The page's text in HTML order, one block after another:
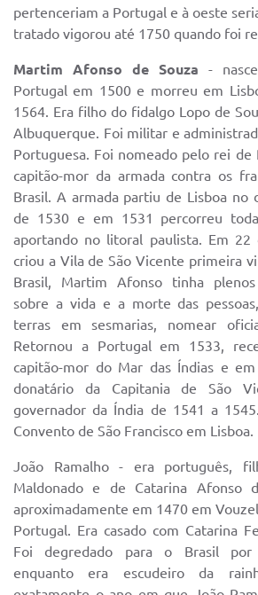
pertenceriam a Portugal e à oeste
tratado vigorou até 1750 quando foi
Martim Afonso de Souza -
Portugal em 1500 e morreu em
1564. Era filho do fidalgo Lopo de
Albuquerque. Foi militar e
Portuguesa. Foi nomeado pelo rei de
capitão-mor da armada contra os
Brasil. A armada partiu de Lisboa no
de 1530 e em 1531 percorreu
aportando no litoral paulista. Em
criou a Vila de São Vicente primeira
Brasil, Martim Afonso tinha
sobre a vida e a morte das
terras em sesmarias, nomear
Retornou a Portugal em 1533,
capitão-mor do Mar das Índias e
donatário da Capitania de São
governador da Índia de 1541 a
Convento de São Francisco em Lisboa.
João Ramalho - era português,
Maldonado e de Catarina Afonso
aproximadamente em 1470 em
Portugal. Era casado com Catarina
Foi degredado para o Brasil por
enquanto era escudeiro da